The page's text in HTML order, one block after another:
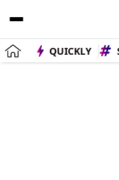
QUICKLY